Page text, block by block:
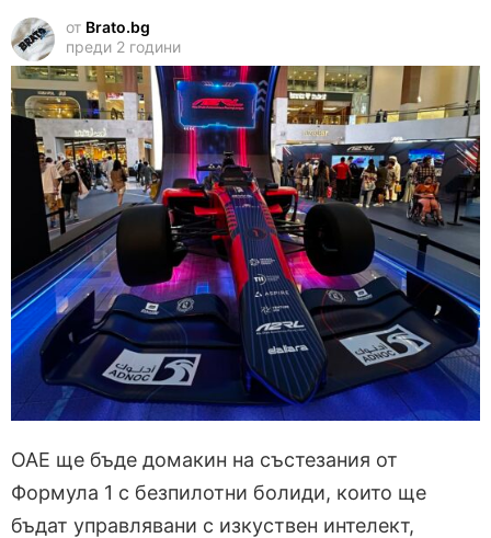
от Brato.bg
преди 2 години
ОАЕ ще бъде домакин на състезания от
Формула 1 с безпилотни болиди, които ще
бъдат управлявани с изкуствен интелект,